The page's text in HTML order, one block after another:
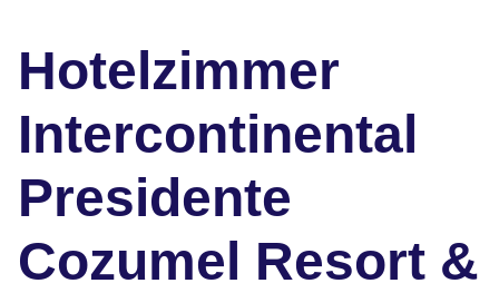
Hotelzimmer
Intercontinental
Presidente
Cozumel Resort &